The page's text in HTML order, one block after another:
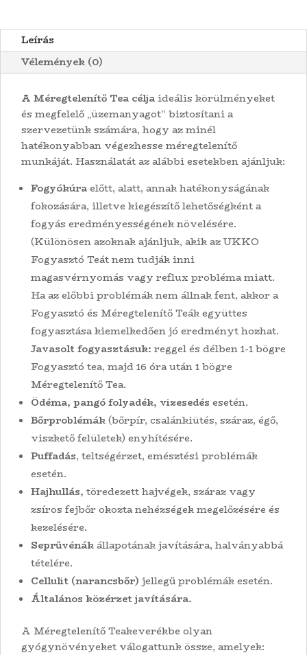
Leírás
Vélemények (0)
A Méregtelenítő Tea céljaideális körülményeket
és megfelelő „üzemanyagot” biztosítani a
szervezetünk számára, hogy az minél
hatékonyabban végezhesse méregtelenítő
munkáját. Használatát az alábbi esetekben ajánljuk:
Fogyókúraelőtt, alatt, annak hatékonyságának
fokozására, illetve kiegészítő lehetőségként a
fogyás eredményességének növelésére.
(Különösen azoknak ajánljuk, akik az UKKO
Fogyasztó Teát nem tudják inni
magasvérnyomás vagy reflux probléma miatt.
Ha az előbbi problémák nem állnak fent, akkor a
Fogyasztó és Méregtelenítő Teák együttes
fogyasztása kiemelkedően jó eredményt hozhat.
Javasolt fogyasztásuk: reggel és délben 1-1 bögre
Fogyasztó tea, majd 16 óra után 1 bögre
Méregtelenítő Tea.
Ödéma, pangó folyadék, vizesedés esetén.
Bőrproblémák(bőrpír, csalánkiütés, száraz, égő,
viszkető felületek) enyhítésére.
Puffadás, teltségérzet, emésztési problémák
esetén.
Hajhullás, töredezett hajvégek, száraz vagy
zsíros fejbőr okozta nehézségek megelőzésére és
kezelésére.
Seprűvénákállapotának javítására, halványabbá
tételére.
Cellulit (narancsbőr) jellegű problémák esetén.
Általános közérzet javítására.
A Méregtelenítő Teakeverékbe olyan
gyógynövényeket válogattunk össze, amelyek: